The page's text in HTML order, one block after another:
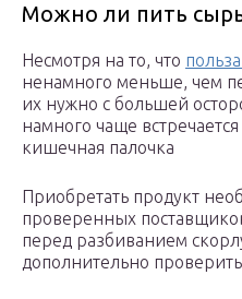
Можно ли пить
Несмотря на то, что
ненамного меньше, чем
их нужно с большей
намного чаще
кишечная палочка
Приобретать продукт
проверенных
перед разбиванием
дополнительно